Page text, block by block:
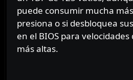
puede consumir mucha
presiona o si desbloquea
en el BIOS para
más altas.